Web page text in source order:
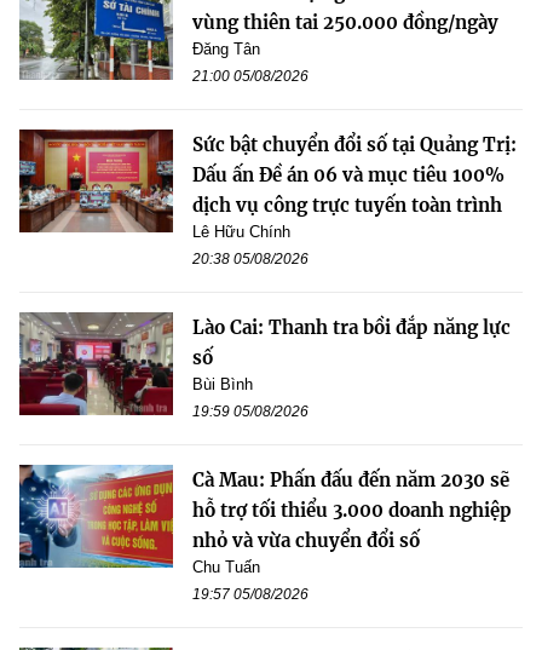
vùng thiên tai 250.000 đồng/ngày
Đăng Tân
21:00 05/08/2026
Sức bật chuyển đổi số tại Quảng Trị:
Dấu ấn Đề án 06 và mục tiêu 100%
dịch vụ công trực tuyến toàn trình
Lê Hữu Chính
20:38 05/08/2026
Lào Cai: Thanh tra bồi đắp năng lực
số
Bùi Bình
19:59 05/08/2026
Cà Mau: Phấn đấu đến năm 2030 sẽ
hỗ trợ tối thiểu 3.000 doanh nghiệp
nhỏ và vừa chuyển đổi số
Chu Tuấn
19:57 05/08/2026